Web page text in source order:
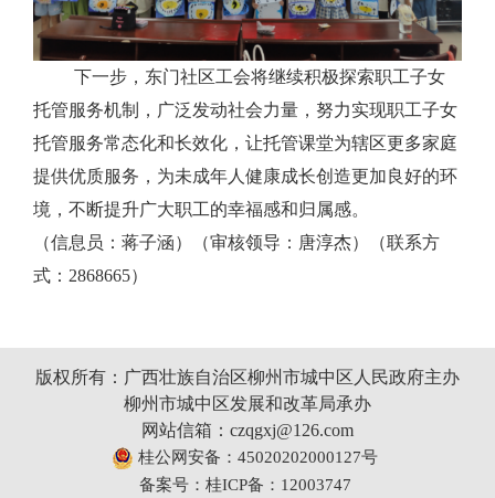
下一步，东门社区工会将继续积极探索职工子女
托管服务机制，广泛发动社会力量，努力实现职工子女
托管服务常态化和长效化，让托管课堂为辖区更多家庭
提供优质服务，为未成年人健康成长创造更加良好的环
境，不断提升广大职工的幸福感和归属感。
（信息员：蒋子涵）（审核领导：唐淳杰）（联系方
式：2868665）
版权所有：广西壮族自治区柳州市城中区人民政府主办
柳州市城中区发展和改革局承办
网站信箱：czqgxj@126.com
桂公网安备：45020202000127号
备案号：桂ICP备：12003747